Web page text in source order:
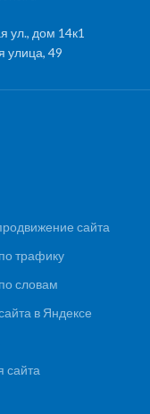
ул., дом 14к1
улица, 49
сайта
трафику
словам
в Яндексе
сайта